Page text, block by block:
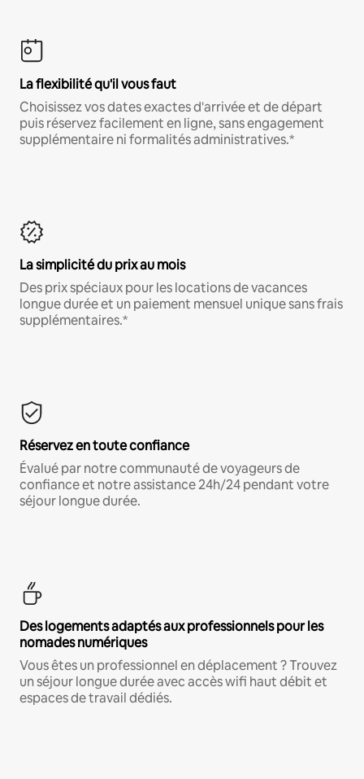
La flexibilité qu'il vous faut
Choisissez vos dates exactes d'arrivée et de départ
puis réservez facilement en ligne, sans engagement
supplémentaire ni formalités administratives.*
La simplicité du prix au mois
Des prix spéciaux pour les locations de vacances
longue durée et un paiement mensuel unique sans frais
supplémentaires.*
Réservez en toute confiance
Évalué par notre communauté de voyageurs de
confiance et notre assistance 24h/24 pendant votre
séjour longue durée.
Des logements adaptés aux professionnels pour les
nomades numériques
Vous êtes un professionnel en déplacement ? Trouvez
un séjour longue durée avec accès wifi haut débit et
espaces de travail dédiés.